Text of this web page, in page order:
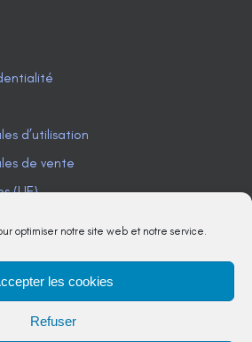
optimiser notre site web et notre service.
les cookies
Refuser
d’utilisation
de vente
(UE)
22 98